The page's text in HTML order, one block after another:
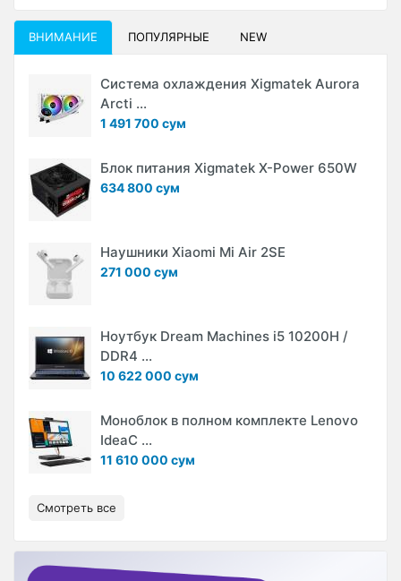
ВНИМАНИЕ ПОПУЛЯРНЫЕ NEW
Система охлаждения Xigmatek Aurora
Arcti ...
1 491 700 сум
Блок питания Xigmatek X-Power 650W
634 800 сум
Наушники Xiaomi Mi Air 2SE
271 000 сум
Ноутбук Dream Machines i5 10200H /
DDR4 ...
10 622 000 сум
Моноблок в полном комплекте Lenovo
IdeaC ...
11 610 000 сум
Смотреть все